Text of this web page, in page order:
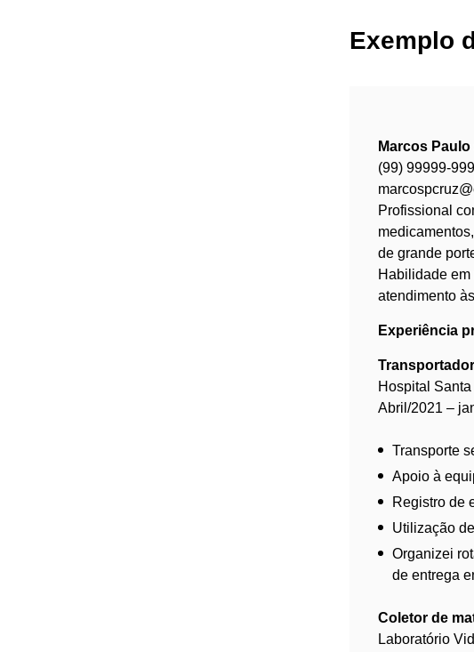
Exemplo
Marcos
(99) 99999-
Profissional
de grande
Habilidade
atendimento
Experiência
Hospital
Abril/2021 –
Transporte
Apoio à
Registro de
Utilização
Organizei
de entrega
Coletor de
Laboratório